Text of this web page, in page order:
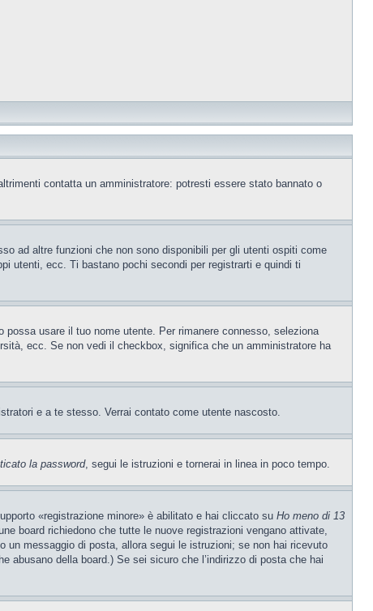
contatta un amministratore: potresti essere stato bannato o
ad altre funzioni che non sono disponibili per gli utenti ospiti come
utenti, ecc. Ti bastano pochi secondi per registrarti e quindi ti
usare il tuo nome utente. Per rimanere connesso, seleziona
ecc. Se non vedi il checkbox, significa che un amministratore ha
e a te stesso. Verrai contato come utente nascosto.
la password, segui le istruzioni e tornerai in linea in poco tempo.
«registrazione minore» è abilitato e hai cliccato su Ho meno di 13
board richiedono che tutte le nuove registrazioni vengano attivate,
messaggio di posta, allora segui le istruzioni; se non hai ricevuto
abusano della board.) Se sei sicuro che l’indirizzo di posta che hai